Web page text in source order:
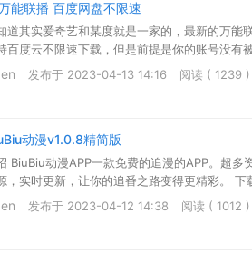
能联播 百度网盘不限速
道其实爱奇艺和某度就是一家的，最新的万能
百度云不限速下载，但是前提是你的账号没有
发布于 2023-04-13 14:16 阅读 ( 1239 )
动漫v1.0.8精简版
BiuBiu动漫APP一款免费的追漫的APP。超
，实时更新，让你的追番之路变得更精彩。
发布于 2023-04-12 14:38 阅读 ( 1012 )